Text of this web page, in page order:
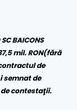
BAICONS
mil. RON(fără
ontractul de
semnat de
contestaţii.